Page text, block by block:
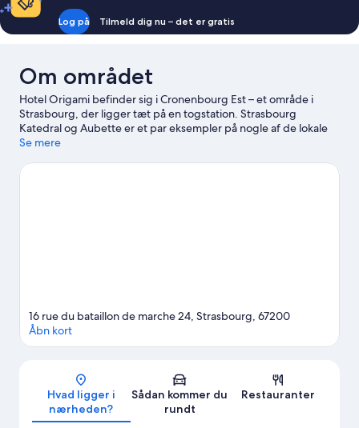
Log på Tilmeld dig nu – det er gratis
Om området
Hotel Origami befinder sig i Cronenbourg Est – et område i
Strasbourg, der ligger tæt på en togstation. Strasbourg
Katedral og Aubette er et par eksempler på nogle af de lokale
seværdigheder. Er du interesseret i oplevelser, kan du udforske
Skøjtepalads og Botanisk Have er også et besøg værd.
Se mere
Kort
16 rue du bataillon de marche 24, Strasbourg, 67200
Åbn kort
Hvad ligger i
nærheden?
Sådan kommer du
rundt
Restauranter